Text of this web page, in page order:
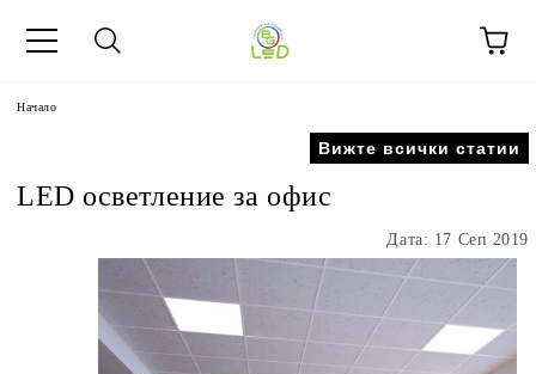
Начало
Вижте всички статии
LED oсветление за офис
Дата: 17 Сеп 2019